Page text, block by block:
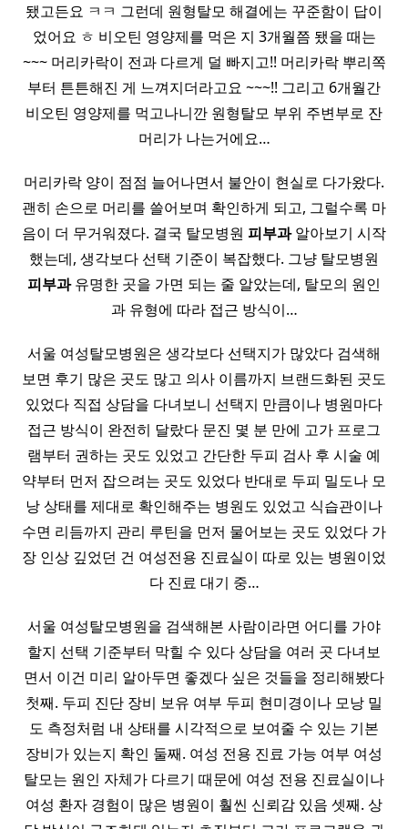
됐고든요 ㅋㅋ 그런데 원형탈모 해결에는 꾸준함이 답이
었어요 ㅎ 비오틴 영양제를 먹은 지 3개월쯤 됐을 때는
~~~ 머리카락이 전과 다르게 덜 빠지고!! 머리카락 뿌리쪽
부터 튼튼해진 게 느껴지더라고요 ~~~!! 그리고 6개월간
비오틴 영양제를 먹고나니깐 원형탈모 부위 주변부로 잔
머리가 나는거에요…
머리카락 양이 점점 늘어나면서 불안이 현실로 다가왔다.
괜히 손으로 머리를 쓸어보며 확인하게 되고, 그럴수록 마
음이 더 무거워졌다. 결국 탈모병원 피부과알아보기 시작
했는데, 생각보다 선택 기준이 복잡했다. 그냥 탈모병원
피부과유명한 곳을 가면 되는 줄 알았는데, 탈모의 원인
과 유형에 따라 접근 방식이…
서울 여성탈모병원은 생각보다 선택지가 많았다 검색해
보면 후기 많은 곳도 많고 의사 이름까지 브랜드화된 곳도
있었다 직접 상담을 다녀보니 선택지 만큼이나 병원마다
접근 방식이 완전히 달랐다 문진 몇 분 만에 고가 프로그
램부터 권하는 곳도 있었고 간단한 두피 검사 후 시술 예
약부터 먼저 잡으려는 곳도 있었다 반대로 두피 밀도나 모
낭 상태를 제대로 확인해주는 병원도 있었고 식습관이나
수면 리듬까지 관리 루틴을 먼저 물어보는 곳도 있었다 가
장 인상 깊었던 건 여성전용 진료실이 따로 있는 병원이었
다 진료 대기 중…
서울 여성탈모병원을 검색해본 사람이라면 어디를 가야
할지 선택 기준부터 막힐 수 있다 상담을 여러 곳 다녀보
면서 이건 미리 알아두면 좋겠다 싶은 것들을 정리해봤다
첫째. 두피 진단 장비 보유 여부 두피 현미경이나 모낭 밀
도 측정처럼 내 상태를 시각적으로 보여줄 수 있는 기본
장비가 있는지 확인 둘째. 여성 전용 진료 가능 여부 여성
탈모는 원인 자체가 다르기 때문에 여성 전용 진료실이나
여성 환자 경험이 많은 병원이 훨씬 신뢰감 있음 셋째. 상